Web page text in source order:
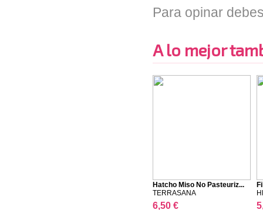
Para opinar
A lo mejor
Hatcho Miso No Pasteuriz...
TERRASANA
6,50 €